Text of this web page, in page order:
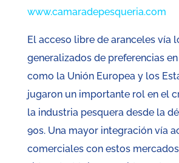
www.camaradepesqueria.com
El acceso libre de aranceles vía
generalizados de preferencias
como la Unión Europea y los
jugaron un importante rol en el
la industria pesquera desde la
90s. Una mayor integración vía
comerciales con estos